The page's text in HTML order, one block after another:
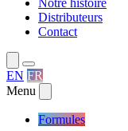
Notre histoire
Distributeurs
Contact
EN FR
Menu
Formules